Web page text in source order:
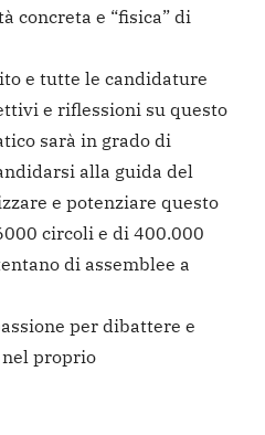
concreta e “fisica” di
e tutte le candidature
e riflessioni su questo
sarà in grado di
alla guida del
e potenziare questo
circoli e di 400.000
di assemblee a
per dibattere e
proprio